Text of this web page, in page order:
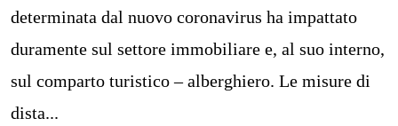
determinata dal nuovo coronavirus ha impattato
duramente sul settore immobiliare e, al suo interno,
sul comparto turistico – alberghiero. Le misure di
dista...